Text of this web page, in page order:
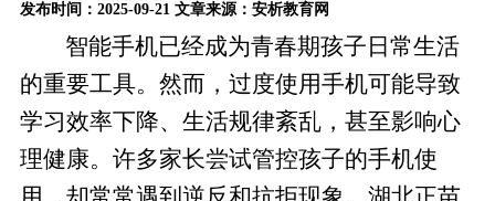
发布时间：2025-09-21 文章来源：安析教育网
智能手机已经成为青春期孩子日常生活
的重要工具。然而，过度使用手机可能导致
学习效率下降、生活规律紊乱，甚至影响心
理健康。许多家长尝试管控孩子的手机使